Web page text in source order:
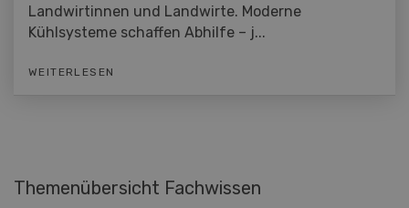
Landwirtinnen und Landwirte. Moderne
Kühlsysteme schaffen Abhilfe – j...
WEITERLESEN
Themenübersicht Fachwissen